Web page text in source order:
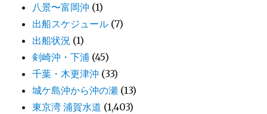
八景〜富岡沖 (1)
出船スケジュール (7)
出船状況 (1)
剣崎沖・下浦 (45)
千葉・木更津沖 (33)
城ケ島沖から沖の瀬 (13)
東京湾 浦賀水道 (1,403)